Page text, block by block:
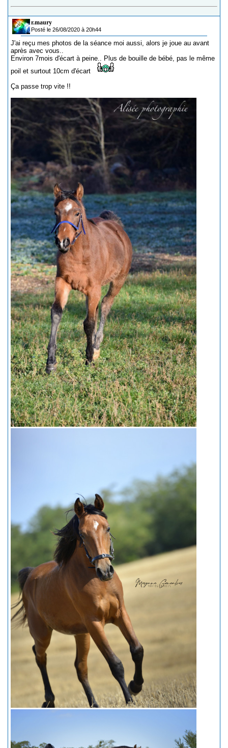
r.maury
Posté le 26/08/2020 à 20h44
J'ai reçu mes photos de la séance moi aussi, alors je joue au avant
après avec vous..
Environ 7mois d'écart à peine.. Plus de bouille de bébé, pas le même
poil et surtout 10cm d'écart
Ça passe trop vite !!